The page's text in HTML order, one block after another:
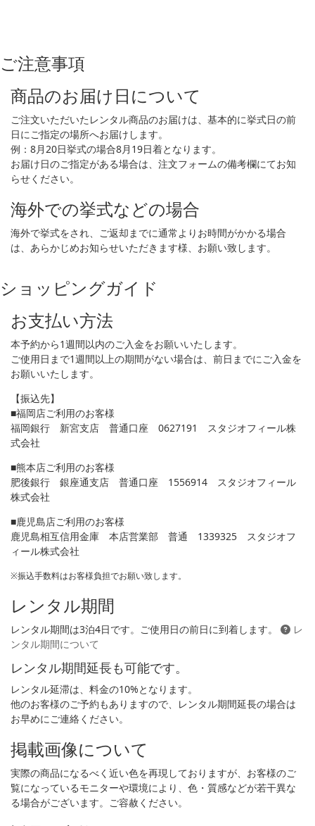
ご注意事項
商品のお届け日について
ご注文いただいたレンタル商品のお届けは、基本的に挙式日の前
日にご指定の場所へお届けします。
例：8月20日挙式の場合8月19日着となります。
お届け日のご指定がある場合は、注文フォームの備考欄にてお知
らせください。
海外での挙式などの場合
海外で挙式をされ、ご返却までに通常よりお時間がかかる場合
は、あらかじめお知らせいただきます様、お願い致します。
ショッピングガイド
お支払い方法
本予約から1週間以内のご入金をお願いいたします。
ご使用日まで1週間以上の期間がない場合は、前日までにご入金を
お願いいたします。
【振込先】
■福岡店ご利用のお客様
福岡銀行 新宮支店 普通口座 0627191 スタジオフィール株
式会社
■熊本店ご利用のお客様
肥後銀行 銀座通支店 普通口座 1556914 スタジオフィール
株式会社
■鹿児島店ご利用のお客様
鹿児島相互信用金庫 本店営業部 普通 1339325 スタジオフ
ィール株式会社
※振込手数料はお客様負担でお願い致します。
レンタル期間
レンタル期間は3泊4日です。ご使用日の前日に到着します。
レ
ンタル期間について
レンタル期間延長も可能です。
レンタル延滞は、料金の10%となります。
他のお客様のご予約もありますので、レンタル期間延長の場合は
お早めにご連絡ください。
掲載画像について
実際の商品になるべく近い色を再現しておりますが、お客様のご
覧になっているモニターや環境により、色・質感などが若干異な
る場合がございます。ご容赦ください。